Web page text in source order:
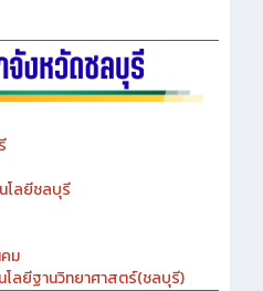
โลยีชลบุรี
ม
โลยีฐานวิทยาศาสตร์(ชลบุรี)